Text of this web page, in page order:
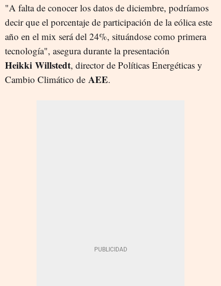
"A falta de conocer los datos de diciembre, podríamos
decir que el porcentaje de participación de la eólica este
año en el mix será del 24%, situándose como primera
tecnología", asegura durante la presentación
Heikki Willstedt, director de Políticas Energéticas y
Cambio Climático de AEE.